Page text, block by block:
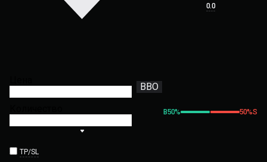
BBO
TP/SL
0.0
B50% 50%S